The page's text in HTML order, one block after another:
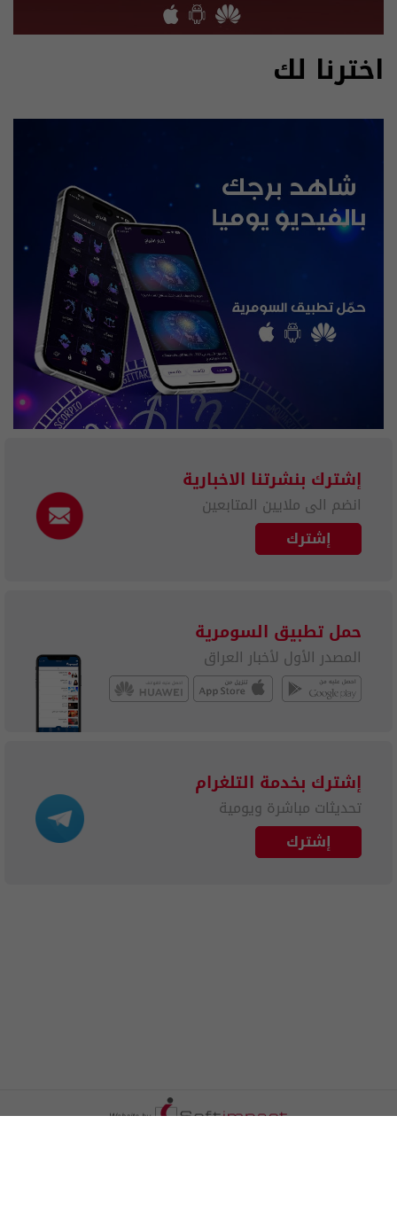
اخترنا لك
إشترك بنشرتنا الاخبارية
انضم الى ملايين المتابعين
إشترك
حمل تطبيق السومرية
المصدر الأول لأخبار العراق
إشترك بخدمة التلغرام
تحديثات مباشرة ويومية
إشترك